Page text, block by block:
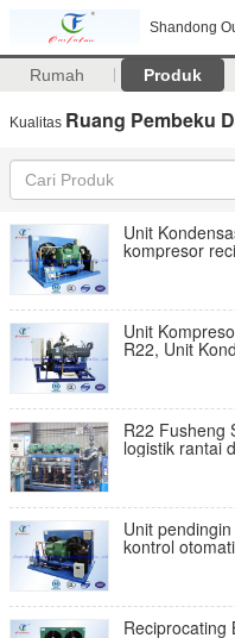
Shandong
Rumah Produk
Kualitas Ruang Pembeku
Unit
kompresor
Unit
R22, Unit
R22 Fusheng
logistik rantai
Unit
kontrol
Reciprocating